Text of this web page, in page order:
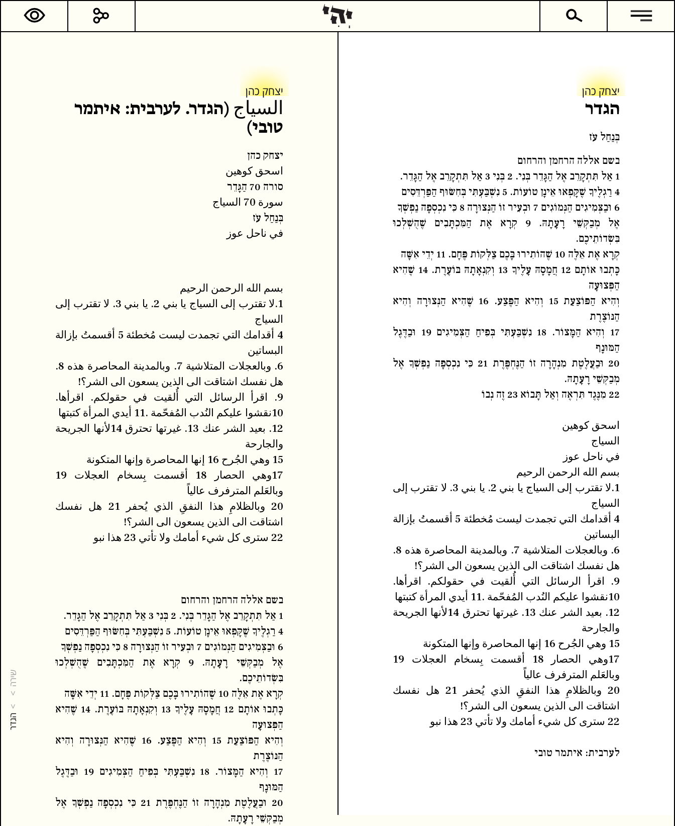
שירה
הגדר
יצחק כהן
המשך קריאה כתבים נוספים
הגדר
בְּנַחַל עֹז
בשם אללה הרחמן והרחום
1 אַל תִּתְקָרֵב אֶל הַגָּדֵר בְּנִי. 2 בְּנִי 3 אַל תִּתְקָרֵב אֶל הַגָּדֵר.
4 רַגְלֶיךָ שֶׁקָּפְאוּ אֵינָן טוֹעוֹת. 5 נִשְׁבַּעְתִּי בְּחִשּׂוּף הַפַּרְדֵּסִים
6 וּבַצְּמִיגִים הַנְּמוֹגִים 7 וּבְעִיר זוֹ הַנְּצוּרָה 8 כִּי נִכְסְפָה נַפְשְׁךָ
אֶל מְבַקְּשֵׁי רָעָתָהּ. 9 קְרָא אֶת הַמִּכְתָּבִים שֶׁהֻשְׁלְכוּ
בִּשְׂדוֹתֵיכֶם.
קְרָא אֶת אֵלֶּה 10 שֶׁהוֹתִירוּ בָּכֶם צַלְּקוֹת פֶּחָם. 11 יְדֵי אִשָּׁה
כָּתְבוּ אוֹתָם 12 חֲמָסָהּ עָלֶיךָ 13 וְקִנְאָתָהּ בּוֹעֶרֶת. 14 שֶׁהִיא
הַפְּצוּעָה
וְהִיא הַפּוֹצַעַת 15 וְהִיא הַפֶּצַע. 16 שֶׁהִיא הַנְּצוּרָה וְהִיא
הַנּוֹצֶרֶת
17 וְהִיא הַמָּצוֹר. 18 נִשְׁבַּעְתִּי בְּפִיחַ הַצְּמִיגִים 19 וּבַדֶּגֶל
הַמּוּנָף
20 וּבַעֲלֶטֶת מִנְהָרָה זוֹ הַנֶּחְפֶּרֶת 21 כִּי נִכְסְפָה נַפְשְׁךָ אֶל
מְבַקְּשֵׁי רָעָתָהּ.
22 מִנֶּגֶד תִּרְאֶה וְאַל תָּבוֹא 23 זֶה נְבוֹ
اسحق كوهين
السياج
في ناحل عوز
بسم الله الرحمن الرحيم
1.لا تقترب إلى السياج يا بني 2. يا بني 3. لا تقترب إلى
السياج
4 أقدامك التي تجمدت ليست مُخطئة 5 أقسمتُ بإزالة
البساتين
6. وبالعجلات المتلاشية 7. وبالمدينة المحاصرة هذه 8.
هل نفسك اشتاقت الى الذين يسعون الى الشر؟!
9. اقرأ الرسائل التي أُلقيت في حقولكم. اقرأها.
10نقشوا عليكم النُدب المُفحّمة .11 أيدي المرأة كتبتها
12. بعيد الشر عنك 13. غيرتها تحترق 14لأنها الجريحة
والجارحة
15 وهي الجُرح 16 إنها المحاصرة وإنها المتكونة
17وهي الحصار 18 أقسمت بِسخام العجلات 19
وبالعَلم المترفرف عالياً
20 وبالظلامِ هذا النفقِ الذي يُحفر 21 هل نفسك
اشتاقت الى الذين يسعون الى الشر؟!
22 سترى كل شيء أمامك ولا تأتي 23 هذا نبو
לערבית: איתמר טובי
יצחק כהן
המשך קריאה כתבים נוספים
السياج (הגדר. לערבית: איתמר
טובי)
יצחק כהן
اسحق كوهين
סורה 70 הַגָּדֵר
سورة 70 السياج
בְּנַחַל עֹז
في ناحل عوز
بسم الله الرحمن الرحيم
1.لا تقترب إلى السياج يا بني 2. يا بني 3. لا تقترب إلى
السياج
4 أقدامك التي تجمدت ليست مُخطئة 5 أقسمتُ بإزالة
البساتين
6. وبالعجلات المتلاشية 7. وبالمدينة المحاصرة هذه 8.
هل نفسك اشتاقت الى الذين يسعون الى الشر؟!
9. اقرأ الرسائل التي أُلقيت في حقولكم. اقرأها.
10نقشوا عليكم النُدب المُفحّمة .11 أيدي المرأة كتبتها
12. بعيد الشر عنك 13. غيرتها تحترق 14لأنها الجريحة
والجارحة
15 وهي الجُرح 16 إنها المحاصرة وإنها المتكونة
17وهي الحصار 18 أقسمت بِسخام العجلات 19
وبالعَلم المترفرف عالياً
20 وبالظلامِ هذا النفقِ الذي يُحفر 21 هل نفسك
اشتاقت الى الذين يسعون الى الشر؟!
22 سترى كل شيء أمامك ولا تأتي 23 هذا نبو
בשם אללה הרחמן והרחום
1 אַל תִּתְקָרֵב אֶל הַגָּדֵר בְּנִי. 2 בְּנִי 3 אַל תִּתְקָרֵב אֶל הַגָּדֵר.
4 רַגְלֶיךָ שֶׁקָּפְאוּ אֵינָן טוֹעוֹת. 5 נִשְׁבַּעְתִּי בְּחִשּׂוּף הַפַּרְדֵּסִים
6 וּבַצְּמִיגִים הַנְּמוֹגִים 7 וּבְעִיר זוֹ הַנְּצוּרָה 8 כִּי נִכְסְפָה נַפְשְׁךָ
אֶל מְבַקְּשֵׁי רָעָתָהּ. 9 קְרָא אֶת הַמִּכְתָּבִים שֶׁהֻשְׁלְכוּ
בִּשְׂדוֹתֵיכֶם.
קְרָא אֶת אֵלֶּה 10 שֶׁהוֹתִירוּ בָּכֶם צַלְּקוֹת פֶּחָם. 11 יְדֵי אִשָּׁה
כָּתְבוּ אוֹתָם 12 חֲמָסָהּ עָלֶיךָ 13 וְקִנְאָתָהּ בּוֹעֶרֶת. 14 שֶׁהִיא
הַפְּצוּעָה
וְהִיא הַפּוֹצַעַת 15 וְהִיא הַפֶּצַע. 16 שֶׁהִיא הַנְּצוּרָה וְהִיא
הַנּוֹצֶרֶת
17 וְהִיא הַמָּצוֹר. 18 נִשְׁבַּעְתִּי בְּפִיחַ הַצְּמִיגִים 19 וּבַדֶּגֶל
הַמּוּנָף
20 וּבַעֲלֶטֶת מִנְהָרָה זוֹ הַנֶּחְפֶּרֶת 21 כִּי נִכְסְפָה נַפְשְׁךָ אֶל
מְבַקְּשֵׁי רָעָתָהּ.